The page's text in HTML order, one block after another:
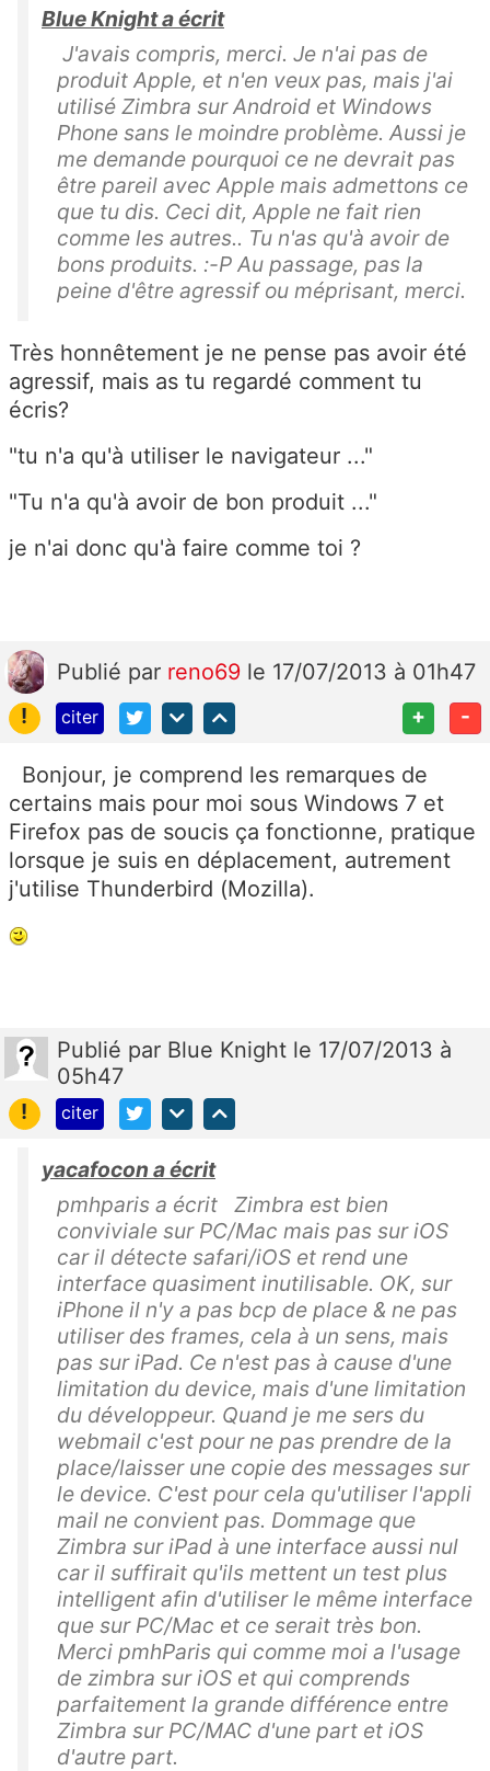
Blue Knight a écrit
J'avais compris, merci. Je n'ai pas de
produit Apple, et n'en veux pas, mais j'ai
utilisé Zimbra sur Android et Windows
Phone sans le moindre problème. Aussi je
me demande pourquoi ce ne devrait pas
être pareil avec Apple mais admettons ce
que tu dis. Ceci dit, Apple ne fait rien
comme les autres.. Tu n'as qu'à avoir de
bons produits. :-P Au passage, pas la
peine d'être agressif ou méprisant, merci.
Très honnêtement je ne pense pas avoir été
agressif, mais as tu regardé comment tu
écris?
"tu n'a qu'à utiliser le navigateur ..."
"Tu n'a qu'à avoir de bon produit ..."
je n'ai donc qu'à faire comme toi ?
Publié par reno69 le 17/07/2013 à 01h47
!
citer + -
Bonjour, je comprend les remarques de
certains mais pour moi sous Windows 7 et
Firefox pas de soucis ça fonctionne, pratique
lorsque je suis en déplacement, autrement
j'utilise Thunderbird (Mozilla).
Publié par Blue Knight le 17/07/2013 à
05h47
!
citer
yacafocon a écrit
pmhparis a écrit Zimbra est bien
conviviale sur PC/Mac mais pas sur iOS
car il détecte safari/iOS et rend une
interface quasiment inutilisable. OK, sur
iPhone il n'y a pas bcp de place & ne pas
utiliser des frames, cela à un sens, mais
pas sur iPad. Ce n'est pas à cause d'une
limitation du device, mais d'une limitation
du développeur. Quand je me sers du
webmail c'est pour ne pas prendre de la
place/laisser une copie des messages sur
le device. C'est pour cela qu'utiliser l'appli
mail ne convient pas. Dommage que
Zimbra sur iPad à une interface aussi nul
car il suffirait qu'ils mettent un test plus
intelligent afin d'utiliser le même interface
que sur PC/Mac et ce serait très bon.
Merci pmhParis qui comme moi a l'usage
de zimbra sur iOS et qui comprends
parfaitement la grande différence entre
Zimbra sur PC/MAC d'une part et iOS
d'autre part.